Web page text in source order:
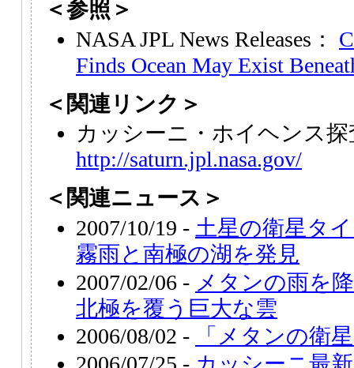
＜参照＞
NASA JPL News Releases：
Finds Ocean May Exist
＜関連リンク＞
カッシーニ・ホイヘンス探
http://saturn.jpl.nasa.gov/
＜関連ニュース＞
2007/10/19 - 土星の衛星タ
霧雨と南極の湖を発見
2007/02/06 - メタンの雨を
北極を覆う巨大な雲
2006/08/02 -
「メタンの衛